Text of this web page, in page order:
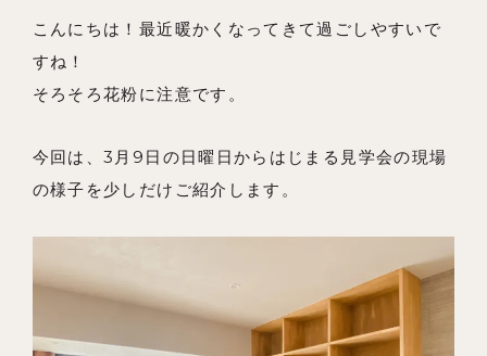
事例紹介
お知らせ
リノベーションとは
家づくりの流れ
お問い合わせ
こんにちは！最近暖かくなってきて過ごしやすいで
すね！
そろそろ花粉に注意です。
今回は、3月9日の日曜日からはじまる見学会の現場
の様子を少しだけご紹介します。